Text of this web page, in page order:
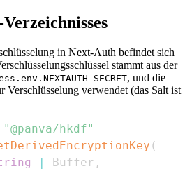
in Next-Auth befindet sich
stammt aus der
, und die
verwendet (das Salt ist
"@panva/hkdf"
(
| Buffer ,